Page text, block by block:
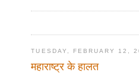
TUESDAY, FEBRUARY 12,
महाराष्ट्र के हालत